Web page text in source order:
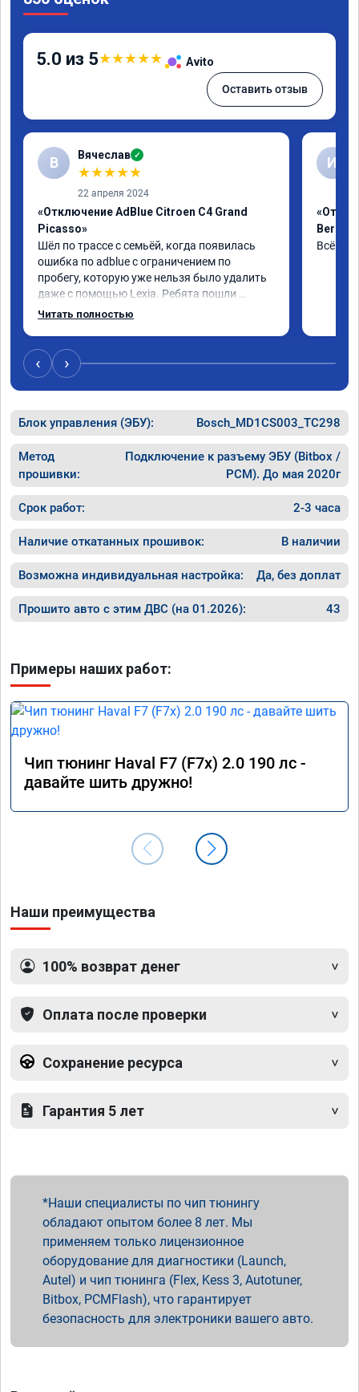
5.0 из 5★★★★★ Avito
Оставить отзыв
В Вячеслав ✓
★★★★★
22 апреля 2024
«Отключение AdBlue Citroen C4 Grand
Picasso»
Шёл по трассе с семьёй, когда появилась
ошибка по adblue с ограничением по
пробегу, которую уже нельзя было удалить
даже с помощью Lexia. Ребята пошли
навстречу, оперативно приняли и за час
Читать полностью
И
Всё
‹ ›
Блок управления (ЭБУ): Bosch_MD1CS003_TC298
Метод
прошивки:
Подключение к разъему ЭБУ (Bitbox /
PCM). До мая 2020г
Срок работ: 2-3 часа
Наличие откатанных прошивок: В наличии
Возможна индивидуальная настройка: Да, без доплат
Прошито авто с этим ДВС (на 01.2026): 43
Примеры наших работ:
Чип тюнинг Haval F7 (F7x) 2.0 190 лс -
давайте шить дружно!
Наши преимущества
100% возврат денег
Оплата после проверки
Сохранение ресурса
Гарантия 5 лет
Наши специалисты по чип тюнингу
обладают опытом более 8 лет. Мы
применяем только лицензионное
оборудование для диагностики (Launch,
Autel) и чип тюнинга (Flex, Kess 3, Autotuner,
Bitbox, PCMFlash), что гарантирует
безопасность для электроники вашего авто.